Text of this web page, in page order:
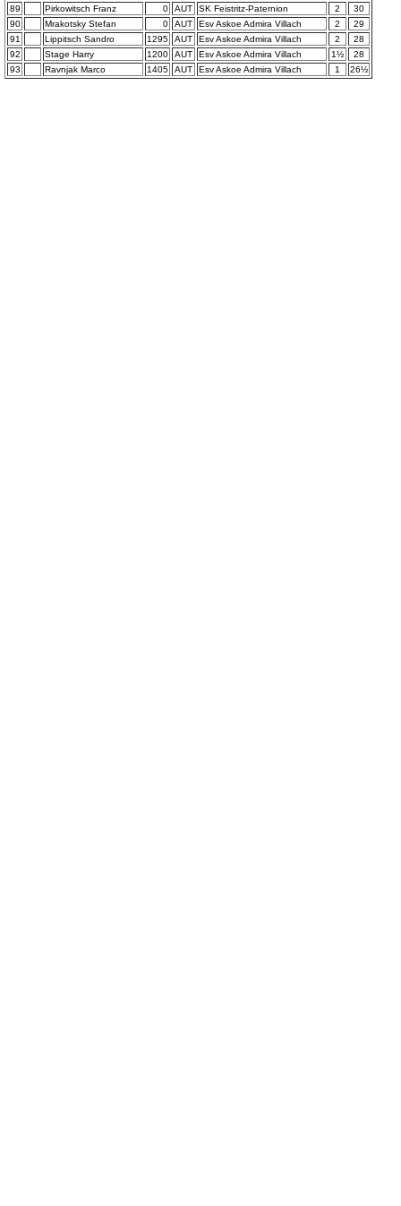
89 Pirkowitsch Franz 0 AUT SK Feistritz-Paternion 2
30
90
Mrakotsky Stefan 0 AUT Esv Askoe Admira Villach 2
29
91
Lippitsch Sandro 1295 AUT Esv Askoe Admira Villach 2
28
92
Stage Harry 1200 AUT Esv Askoe Admira Villach 1½
28
93
Ravnjak Marco 1405 AUT Esv Askoe Admira Villach 1 26½